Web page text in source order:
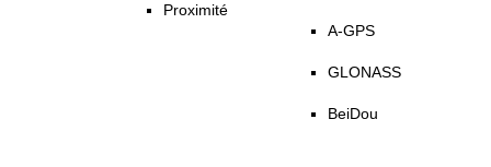
Proximité
A-GPS
GLONASS
BeiDou